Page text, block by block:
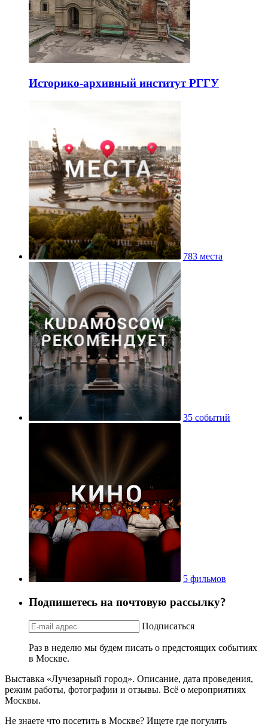
Историко-архивный институт РГГУ
783 места
35 событий
5 фильмов
Подпишетесь на почтовую рассылку?
Подписаться
Раз в неделю мы будем писать о предстоящих событиях
в Москве.
Выставка «Лучезарный город». Описание, дата проведения,
режим работы, фотографии и отзывы. Всё о мероприятиях
Москвы.
Не знаете что посетить в Москве? Ищете где погулять